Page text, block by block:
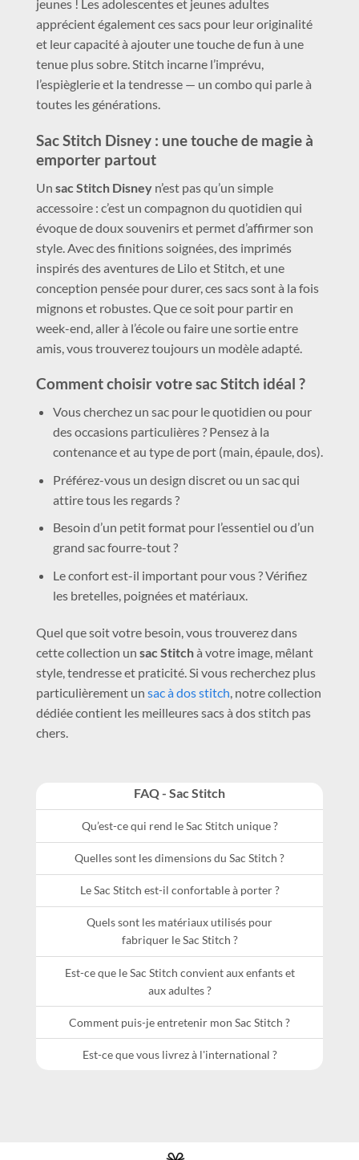
jeunes ! Les adolescentes et jeunes adultes
apprécient également ces sacs pour leur originalité
et leur capacité à ajouter une touche de fun à une
tenue plus sobre. Stitch incarne l’imprévu,
l’espièglerie et la tendresse — un combo qui parle à
toutes les générations.
Sac Stitch Disney : une touche de magie à
emporter partout
Un sac Stitch Disney n’est pas qu’un simple
accessoire : c’est un compagnon du quotidien qui
évoque de doux souvenirs et permet d’affirmer son
style. Avec des finitions soignées, des imprimés
inspirés des aventures de Lilo et Stitch, et une
conception pensée pour durer, ces sacs sont à la fois
mignons et robustes. Que ce soit pour partir en
week-end, aller à l’école ou faire une sortie entre
amis, vous trouverez toujours un modèle adapté.
Comment choisir votre sac Stitch idéal ?
Vous cherchez un sac pour le quotidien ou pour
des occasions particulières ? Pensez à la
contenance et au type de port (main, épaule, dos).
Préférez-vous un design discret ou un sac qui
attire tous les regards ?
Besoin d’un petit format pour l’essentiel ou d’un
grand sac fourre-tout ?
Le confort est-il important pour vous ? Vérifiez
les bretelles, poignées et matériaux.
Quel que soit votre besoin, vous trouverez dans
cette collection un sac Stitchà votre image, mêlant
style, tendresse et praticité. Si vous recherchez plus
particulièrement un sac à dos stitch , notre collection
dédiée contient les meilleures sacs à dos stitch pas
chers.
FAQ - Sac Stitch
Qu’est-ce qui rend le Sac Stitch unique ?
Quelles sont les dimensions du Sac Stitch ?
Le Sac Stitch est-il confortable à porter ?
Quels sont les matériaux utilisés pour
fabriquer le Sac Stitch ?
Est-ce que le Sac Stitch convient aux enfants et
aux adultes ?
Comment puis-je entretenir mon Sac Stitch ?
Est-ce que vous livrez à l'international ?